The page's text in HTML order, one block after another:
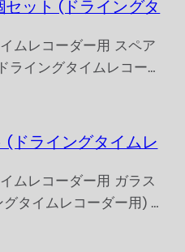
ット (ドライングタ
ムレコーダー用 スペア
ライングタイムレコー…
(ドライングタイムレ
ムレコーダー用 ガラス
タイムレコーダー用) …